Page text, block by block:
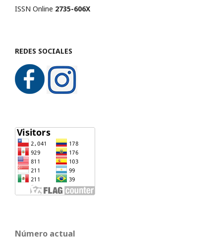
ISSN Online 2735-606X
REDES SOCIALES
Número actual